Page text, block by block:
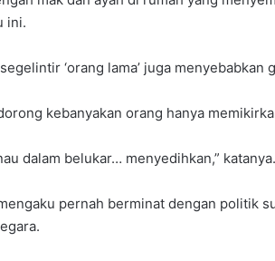
ini.
‘orang lama’ juga
kebanyakan orang hanya
dalam belukar… menyedihkan,” katanya.
pernah berminat dengan politik